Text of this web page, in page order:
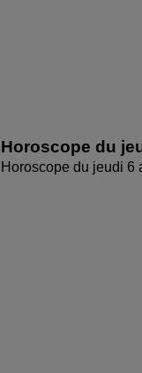
Horoscope du
Horoscope du jeudi 6